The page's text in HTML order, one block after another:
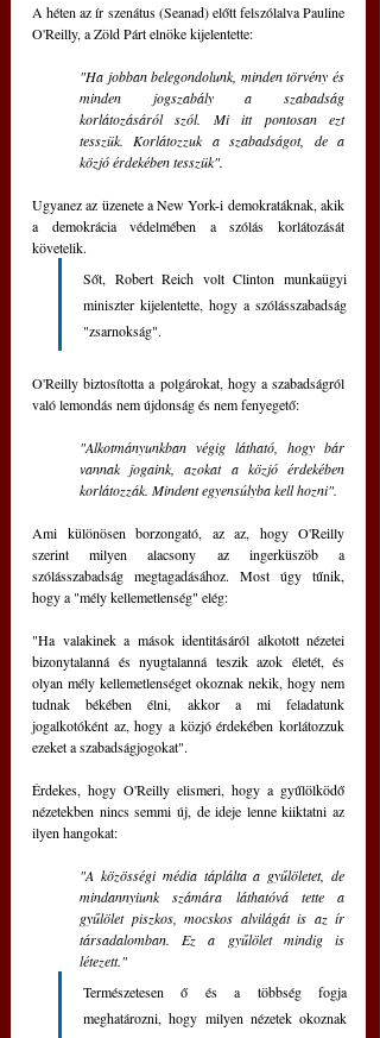
A héten az ír szenátus (Seanad) előtt felszólalva Pauline
O'Reilly, a Zöld Párt elnöke kijelentette:
"Ha jobban belegondolunk, minden törvény és
minden jogszabály a szabadság
korlátozásáról szól. Mi itt pontosan ezt
tesszük. Korlátozzuk a szabadságot, de a
közjó érdekében tesszük".
Ugyanez az üzenete a New York-i demokratáknak, akik
a demokrácia védelmében a szólás korlátozását
követelik.
Sőt, Robert Reich volt Clinton munkaügyi
miniszter kijelentette, hogy a szólásszabadság
"zsarnokság".
O'Reilly biztosította a polgárokat, hogy a szabadságról
való lemondás nem újdonság és nem fenyegető:
"Alkotmányunkban végig látható, hogy bár
vannak jogaink, azokat a közjó érdekében
korlátozzák. Mindent egyensúlyba kell hozni".
Ami különösen borzongató, az az, hogy O'Reilly
szerint milyen alacsony az ingerküszöb a
szólásszabadság megtagadásához. Most úgy tűnik,
hogy a "mély kellemetlenség" elég:
"Ha valakinek a mások identitásáról alkotott nézetei
bizonytalanná és nyugtalanná teszik azok életét, és
olyan mély kellemetlenséget okoznak nekik, hogy nem
tudnak békében élni, akkor a mi feladatunk
jogalkotóként az, hogy a közjó érdekében korlátozzuk
ezeket a szabadságjogokat".
Érdekes, hogy O'Reilly elismeri, hogy a gyűlölködő
nézetekben nincs semmi új, de ideje lenne kiiktatni az
ilyen hangokat:
"A közösségi média táplálta a gyűlöletet, de
mindannyiunk számára láthatóvá tette a
gyűlölet piszkos, mocskos alvilágát is az ír
társadalomban. Ez a gyűlölet mindig is
létezett."
Természetesen ő és a többség fogja
meghatározni, hogy milyen nézetek okoznak